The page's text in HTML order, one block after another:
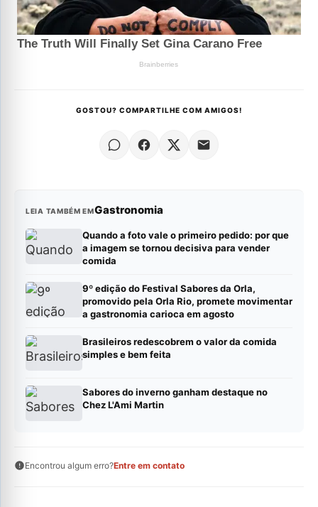
GOSTOU? COMPARTILHE COM AMIGOS!
LEIA TAMBÉM EMGastronomia
Quando a foto vale o primeiro pedido: por que
a imagem se tornou decisiva para vender
comida
9º edição do Festival Sabores da Orla,
promovido pela Orla Rio, promete movimentar
a gastronomia carioca em agosto
Brasileiros redescobrem o valor da comida
simples e bem feita
Sabores do inverno ganham destaque no
Chez L'Ami Martin
Encontrou algum erro?Entre em contato